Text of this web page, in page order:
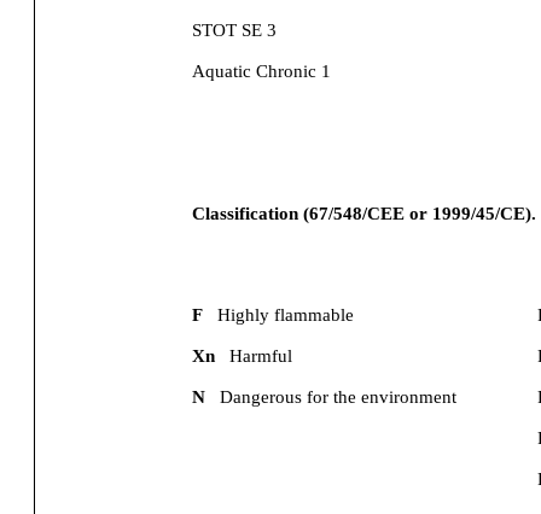
STOT SE 3
Aquatic Chronic 1
Classification (67/548/CEE or 1999/45/CE).
F Highly flammable
Xn Harmful
N Dangerous for the environment